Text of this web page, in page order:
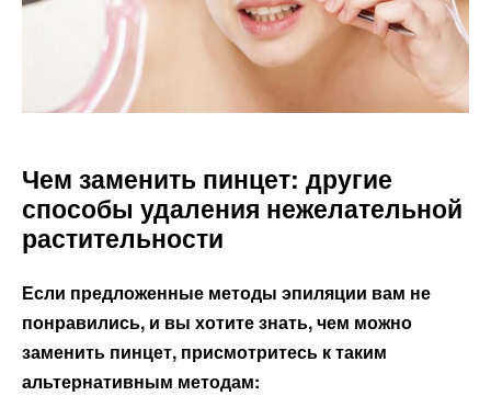
Чем заменить пинцет: другие
способы удаления нежелательной
растительности
Если предложенные методы эпиляции вам не
понравились, и вы хотите знать, чем можно
заменить пинцет, присмотритесь к таким
альтернативным методам: